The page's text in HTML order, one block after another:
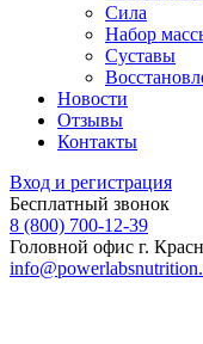
Сила
Набор
Суставы
Новости
Отзывы
Контакты
Вход и регистрация
Бесплатный звонок
8 (800) 700-12-39
Головной офис г.